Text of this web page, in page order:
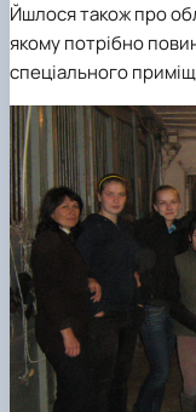
Йшлося також про
якому потрібно
спеціального